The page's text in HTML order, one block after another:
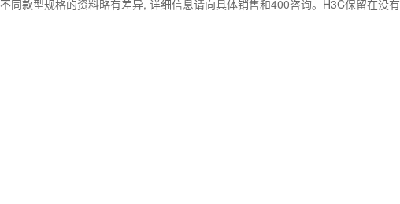
不同款型规格的资料略有差异, 详细信息请向具体销售和400咨询。H3C保留在没